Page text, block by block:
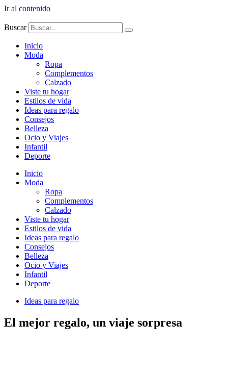
Ir al contenido
Buscar
Inicio
Moda
Ropa
Complementos
Calzado
Viste tu hogar
Estilos de vida
Ideas para regalo
Consejos
Belleza
Ocio y Viajes
Infantil
Deporte
Inicio
Moda
Ropa
Complementos
Calzado
Viste tu hogar
Estilos de vida
Ideas para regalo
Consejos
Belleza
Ocio y Viajes
Infantil
Deporte
Ideas para regalo
El mejor regalo, un viaje sorpresa